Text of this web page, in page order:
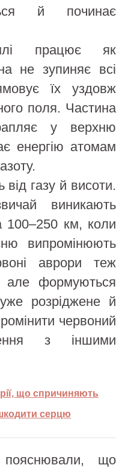
й починає
працює як
не зупиняє всі
їх уздовж
поля. Частина
у верхню
енергію атомам
газу й висоти.
виникають
100–250 км, коли
випромінюють
аврори теж
але формуються
розріджене й
червоний
з іншими
що спричиняють
серцю
що